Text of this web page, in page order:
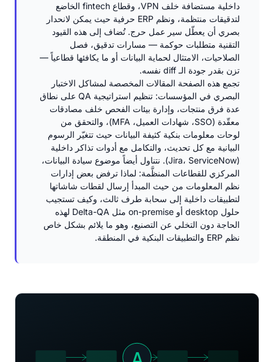
داخلية مستضافة خلف VPN، وقطاع fintech الخاضع
لتدقيقات منتظمة، ونظم ERP حرفية حيث يمكن لانحدار
بصري أن يعطّل سير عمل حرج. تُضاف إلى هذه القيود
التقنية متطلبات حوكمة — مسارات تدقيق، فصل
الصلاحيات، الامتثال لحماية البيانات أو ما يكافئها قطاعياً —
تزن بقدر جودة الـ diff نفسه.
تجمع هذه الصفحة المقالات المخصصة لمشاكل الاختبار
البصري في المؤسسات: تنظيم استراتيجية QA على نطاق
عدة فرق منتجات، وإدارة بيئات الفحص خلف مصادقات
معقّدة (SSO، شهادات العميل، MFA)، والتحقق من
لوحات معلومات بنكية كثيفة البيانات حيث تتغيّر الرسوم
البيانية مع كل تحديث، والتكامل مع أدوات تذاكر داخلية
(Jira، ServiceNow). نتناول أيضاً موضوع سيادة البيانات،
المركزي للقطاعات المنظَّمة: لماذا ترفض بعض إدارات
نظم المعلومات من حيث المبدأ إرسال لقطات شاشاتها
لتطبيقات داخلية إلى سحابة طرف ثالث، وكيف تستجيب
حلول desktop أو on-premise مثل Delta-QA لهذه
الحاجة دون التخلي عن التصنيع، وهو ما يلائم بشكل خاص
نظم ERP والتطبيقات البنكية في المنطقة.